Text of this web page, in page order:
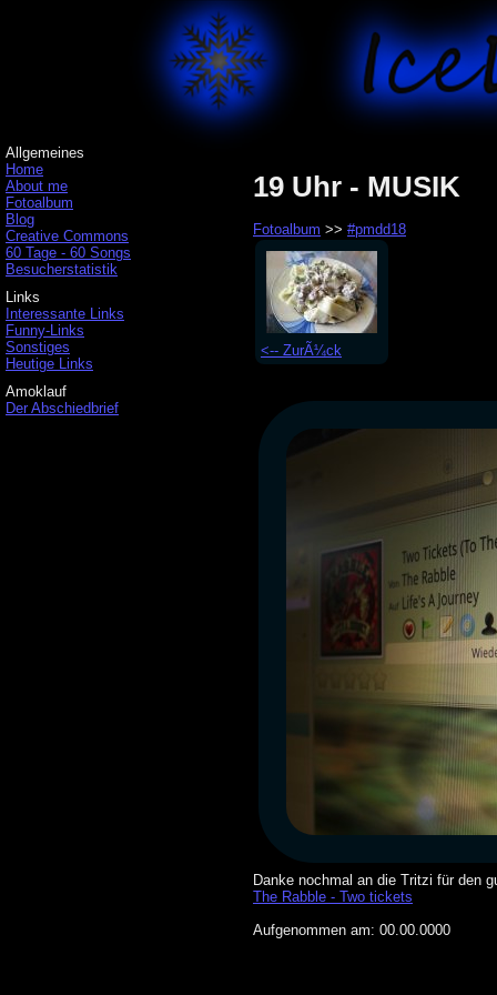
Allgemeines
Home
About me
Fotoalbum
Blog
Creative Commons
60 Tage - 60 Songs
Besucherstatistik
Links
Interessante Links
Funny-Links
Sonstiges
Heutige Links
Amoklauf
Der Abschiedbrief
19 Uhr - MUSIK
Fotoalbum >> #pmdd18
<-- ZurÃ¼ck
Danke nochmal an die Tritzi für den
The Rabble - Two tickets
Aufgenommen am: 00.00.0000